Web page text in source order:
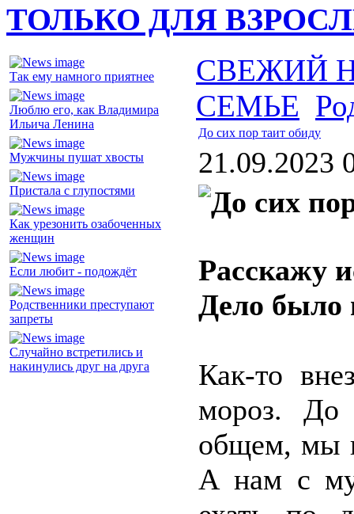
ТОЛЬКО ДЛЯ
Так ему намного приятнее
Люблю его, как Владимира
Ильича Ленина
Мужчины пушат хвосты
Пристала с глупостями
Как урезонить озабоченных
женщин
Если любит - подождёт
Родственники преступают
запреты
Случайно встретились и
накинулись друг на друга
СВЕЖИЙ
СЕМЬЕ
До сих пор таит обиду
21.09.2023
Расскажу
Дело было
Как-то
мороз. До
общем, мы
А нам с